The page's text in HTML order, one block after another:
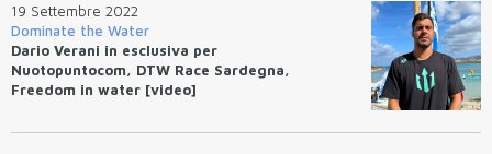
19 Settembre 2022
Dominate the Water
Dario Verani in esclusiva per
Nuotopuntocom, DTW Race Sardegna,
Freedom in water [video]